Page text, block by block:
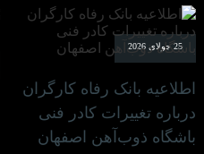
25 جولای 2026
اطلاعیه بانک رفاه کارگران
درباره تغییرات کادر فنی
باشگاه ذوب‌آهن اصفهان